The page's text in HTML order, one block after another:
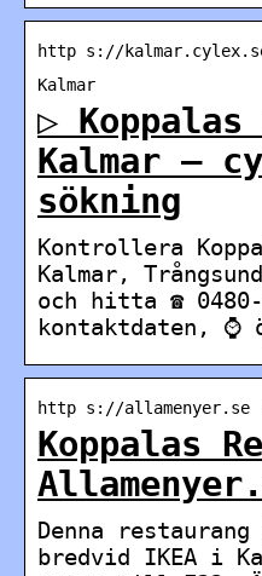
http s://
Kalmar
▷ Koppalas
Kalmar –
sökning
Kontrollera
Kalmar,
och hitta ☎ 0480-
kontaktdaten, ⌚
http s://allamenyer.se
Koppalas
Denna
bredvid IKEA i